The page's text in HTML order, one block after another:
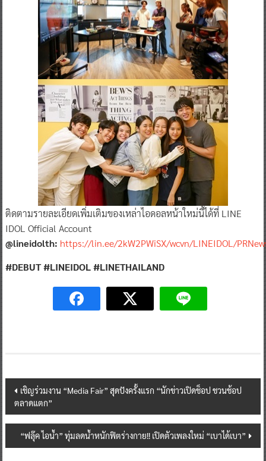
ติดตามรายละเอียดเพิ่มเติมของเหล่าไอดอลหน้าใหม่นี้ได้ที่ LINE
IDOL Official Account
@lineidolth: https://lin.ee/2kW2PWiSX/wcvn/LINEIDOL/
#DEBUT #LINEIDOL #LINETHAILAND
Post
navigation
เชิญร่วมงาน “Media Fair” สุดปังครั้งแรก “นักข่าวเปิดช็อป ชวนช้อป
ตลาดแตก”
“ฟลุ๊ค ไอน้ำ” ทุ่มลดน้ำหนักฟิตร่างกาย!! เปิดตัวเพลงใหม่ “เบาได้เบา”